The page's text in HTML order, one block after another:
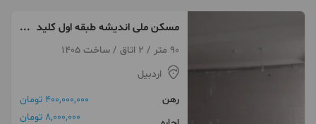
مسکن ملی اندیشه طبقه اول کلید
نخورده
90 متر / 2 اتاق / ساخت 1405
اردبیل
رهن
400,000,000 تومان
8,000,000 تومان